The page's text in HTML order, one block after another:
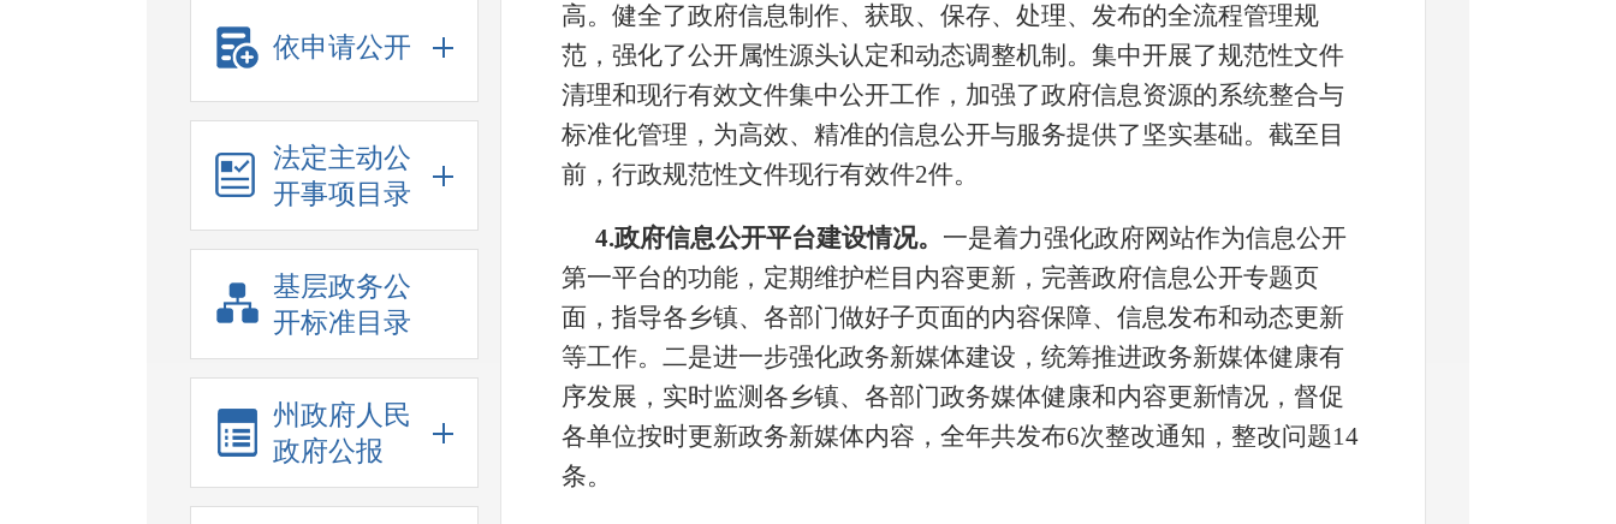
依申请公开
法定主动公
开事项目录
基层政务公
开标准目录
州政府人民
政府公报
高。健全了政府信息制作、获取、保存、处理、发布的全流程管理规
范，强化了公开属性源头认定和动态调整机制。集中开展了规范性文件
清理和现行有效文件集中公开工作，加强了政府信息资源的系统整合与
标准化管理，为高效、精准的信息公开与服务提供了坚实基础。截至目
前，行政规范性文件现行有效件2件。
4.政府信息公开平台建设情况。 一是着力强化政府网站作为信息公开
第一平台的功能，定期维护栏目内容更新，完善政府信息公开专题页
面，指导各乡镇、 各部门做好子页面的内容保障、信息发布和动态更新
等工作。二是进一步强化政务新媒体建设，统筹推进政务新媒体健康有
序发展， 实时监测各乡镇、各部门政务媒体健康和内容更新情况，督促
各单位按时更新政务新媒体内容 ，全年共发布6次整改通知，整改问题14
条。